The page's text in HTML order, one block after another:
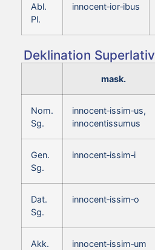
Abl.
Pl.
innocent‑ior‑ibus
Deklination Superlativ
mask.
Nom.
Sg.
innocent‑issim‑us,
innocentissumus
Gen.
Sg.
innocent‑issim‑i
Dat.
Sg.
innocent‑issim‑o
Akk.
innocent‑issim‑um